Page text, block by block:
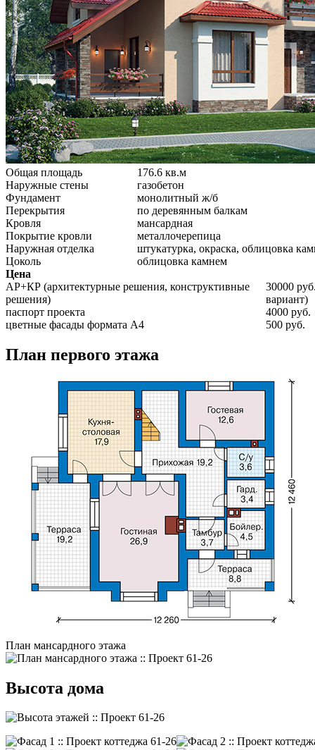
Общая площадь
176.6 кв.м
Наружные стены
газобетон
Фундамент
монолитный ж/б
Перекрытия
по деревянным балкам
Кровля
мансардная
Покрытие кровли
металлочерепица
Наружная отделка
штукатурка, окраска, облицовка
Цоколь
облицовка камнем
Цена
АР+КР (архитектурные решения, конструктивные
решения)
30000
вариант)
паспорт проекта
4000 руб.
цветные фасады формата А4
500 руб.
План первого этажа
План мансардного этажа
Высота дома